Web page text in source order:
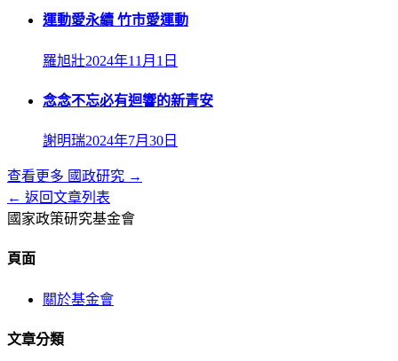
運動愛永續 竹市愛運動
羅旭壯2024年11月1日
念念不忘必有迴響的新青安
謝明瑞2024年7月30日
查看更多 國政研究 →
← 返回文章列表
國家政策研究基金會
頁面
關於基金會
文章分類